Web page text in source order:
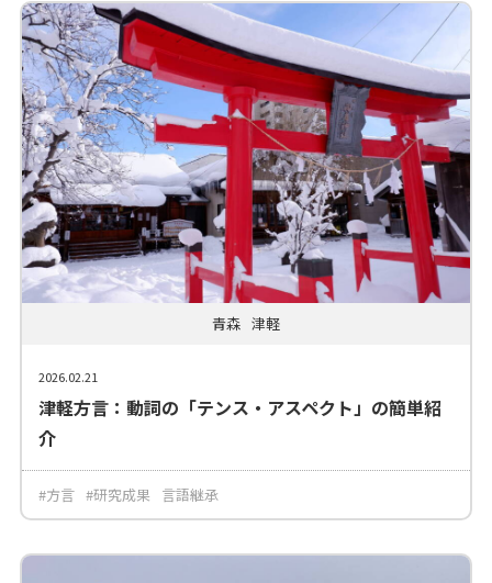
青森 津軽
2026.02.21
津軽方言：動詞の「テンス・アスペクト」の簡単紹
介
#方言 #研究成果 言語継承